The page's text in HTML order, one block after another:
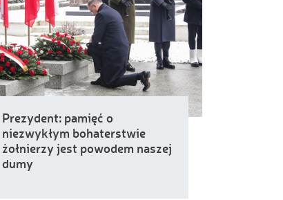
Prezydent: pamięć o
niezwykłym bohaterstwie
żołnierzy jest powodem naszej
dumy